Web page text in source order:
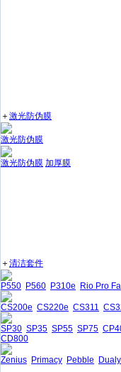
＋激光防伪膜
激光防伪膜
激光防伪膜 加厚膜
＋清洁套件
P550 P560 P310e Rio Pro
CS200e CS220e CS311
SP30 SP35 SP55 SP75
CD800
Zenius Primacy Pebble